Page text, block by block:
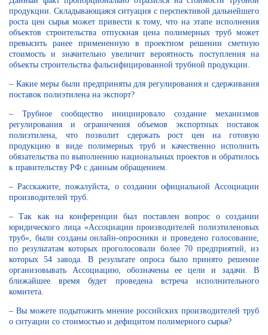
продукции. Складывающаяся ситуация с перспективой дальнейшего
роста цен сырья может привести к тому, что на этапе исполнения
объектов строительства отпускная цена полимерных труб может
превысить ранее примененную в проектном решении сметную
стоимость и значительно увеличит вероятность поступления на
объекты строительства фальсифицированной трубной продукции.
– Какие меры были предприняты для регулирования и сдерживания
поставок полиэтилена на экспорт?
– Трубное сообщество инициировало создание механизмов
регулирования и ограничения объемов экспортных поставок
полиэтилена, что позволит сдержать рост цен на готовую
продукцию в виде полимерных труб и качественно исполнить
обязательства по выполнению национальных проектов и обратилось
к правительству РФ с данным обращением.
– Расскажите, пожалуйста, о создании официальной Ассоциации
производителей труб.
– Так как на конференции был поставлен вопрос о создании
юридического лица «Ассоциации производителей полиэтиленовых
труб», были созданы онлайн-опросники и проведено голосование,
по результатам которых проголосовали более 70 предприятий, из
которых 54 завода. В результате опроса было принято решение
организовывать Ассоциацию, обозначены ее цели и задачи. В
ближайшее время будет проведена встреча исполнительного
комитета.
– Вы можете подытожить мнение российских производителей труб
о ситуации со стоимостью и дефицитом полимерного сырья?